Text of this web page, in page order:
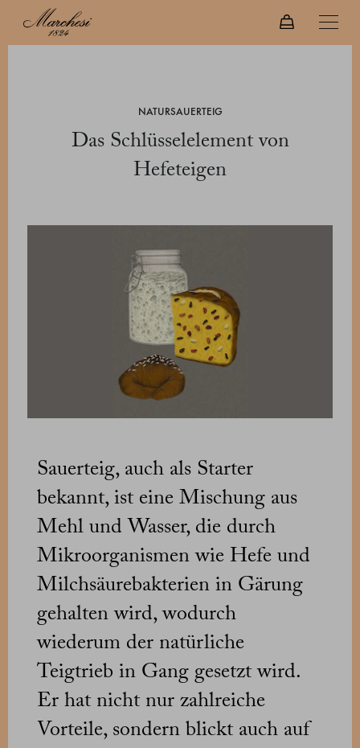
NATURSAUERTEIG
Das Schlüsselelement von
Hefeteigen
Sauerteig, auch als Starter
bekannt, ist eine Mischung aus
Mehl und Wasser, die durch
Mikroorganismen wie Hefe und
Milchsäurebakterien in Gärung
gehalten wird, wodurch
wiederum der natürliche
Teigtrieb in Gang gesetzt wird.
Er hat nicht nur zahlreiche
Vorteile, sondern blickt auch auf